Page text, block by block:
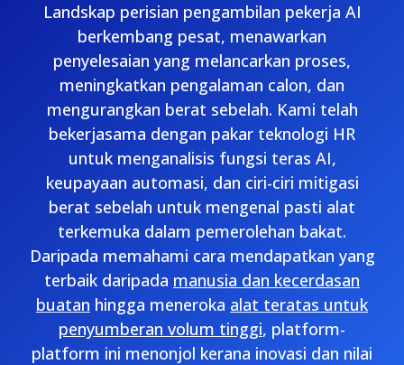
Landskap perisian pengambilan pekerja AI
berkembang pesat, menawarkan
penyelesaian yang melancarkan proses,
meningkatkan pengalaman calon, dan
mengurangkan berat sebelah. Kami telah
bekerjasama dengan pakar teknologi HR
untuk menganalisis fungsi teras AI,
keupayaan automasi, dan ciri-ciri mitigasi
berat sebelah untuk mengenal pasti alat
terkemuka dalam pemerolehan bakat.
Daripada memahami cara mendapatkan yang
terbaik daripada manusia dan kecerdasan
buatan hingga meneroka alat teratas untuk
penyumberan volum tinggi, platform-
platform ini menonjol kerana inovasi dan nilai